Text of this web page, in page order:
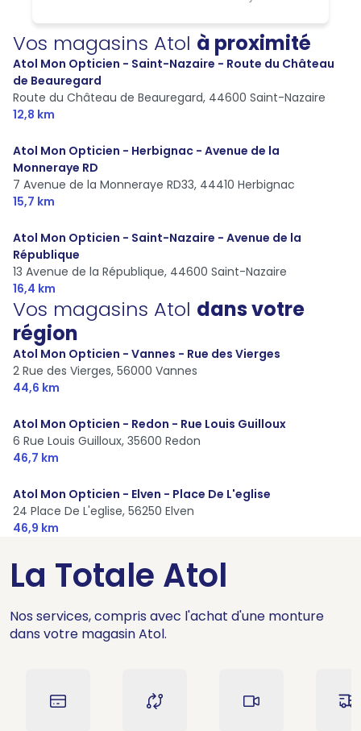
Vos magasins Atol à proximité
Atol Mon Opticien - Saint-Nazaire - Route du Château
de Beauregard
Route du Château de Beauregard, 44600 Saint-Nazaire
12,8 km
Atol Mon Opticien - Herbignac - Avenue de la
Monneraye RD
7 Avenue de la Monneraye RD33, 44410 Herbignac
15,7 km
Atol Mon Opticien - Saint-Nazaire - Avenue de la
République
13 Avenue de la République, 44600 Saint-Nazaire
16,4 km
Vos magasins Atol dans votre
région
Atol Mon Opticien - Vannes - Rue des Vierges
2 Rue des Vierges, 56000 Vannes
44,6 km
Atol Mon Opticien - Redon - Rue Louis Guilloux
6 Rue Louis Guilloux, 35600 Redon
46,7 km
Atol Mon Opticien - Elven - Place De L'eglise
24 Place De L'eglise, 56250 Elven
46,9 km
La Totale Atol
Nos services, compris avec l'achat d'une monture
dans votre magasin Atol.